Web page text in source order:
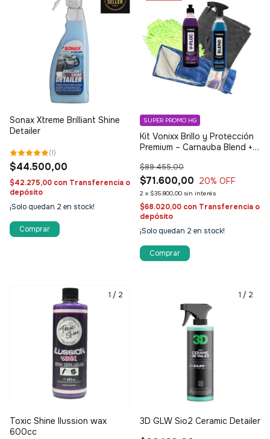
Sonax Xtreme Brilliant Shine
Detailer
(1)
$44.500,00
$42.275,00 con Transferencia o
depósito
¡Solo quedan 2 en stock!
Comprar
Kit Vonixx Brillo y Protección
Premium – Carnauba Blend +
$71.600,00
$89.455,00
20% OFF
2 x $35.800,00 sin interés
SUPER PROMO HG
$68.020,00 con Transferencia o
depósito
¡Solo quedan 2 en stock!
1 / 2
Toxic Shine Ilussion wax
600cc
1 / 2
3D GLW Sio2 Ceramic Detailer